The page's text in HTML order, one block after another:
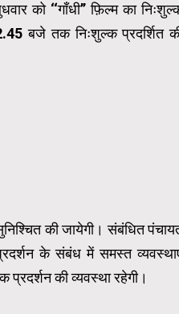
को ‘‘गाँधी’’ फ़िल्म का
बजे तक निःशुल्क प्रदर्शित
सुनिश्चित की जायेगी। संबंधित
के संबंध में समस्त
की व्यवस्था रहेगी।